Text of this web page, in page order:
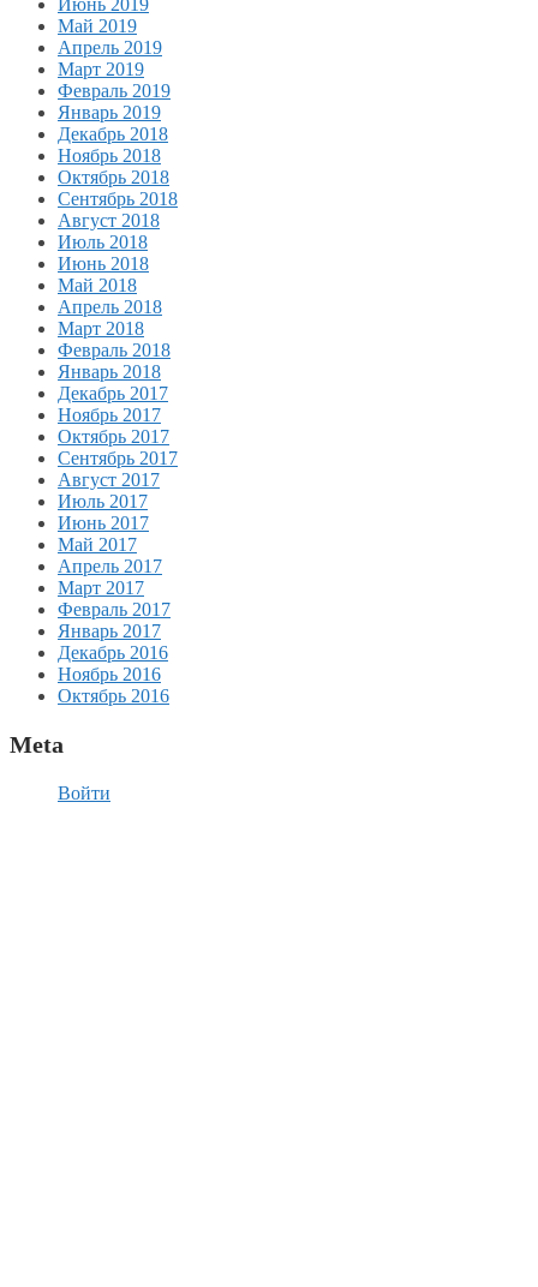
Июнь 2019
Май 2019
Апрель 2019
Март 2019
Февраль 2019
Январь 2019
Декабрь 2018
Ноябрь 2018
Октябрь 2018
Сентябрь 2018
Август 2018
Июль 2018
Июнь 2018
Май 2018
Апрель 2018
Март 2018
Февраль 2018
Январь 2018
Декабрь 2017
Ноябрь 2017
Октябрь 2017
Сентябрь 2017
Август 2017
Июль 2017
Июнь 2017
Май 2017
Апрель 2017
Март 2017
Февраль 2017
Январь 2017
Декабрь 2016
Ноябрь 2016
Октябрь 2016
Meta
Войти